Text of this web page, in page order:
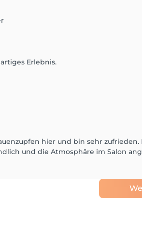
Erlebnis.
hier und bin sehr
und die Atmosphäre im Salon